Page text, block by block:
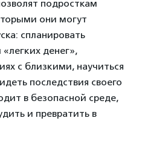
подросткам
они могут
спланировать
денег»,
с близкими, научиться
последствия своего
в безопасной среде,
и превратить в